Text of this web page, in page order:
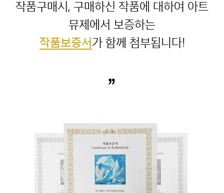
작품구매시, 구매하신 작품에 대하여 아트
작품보증서
”